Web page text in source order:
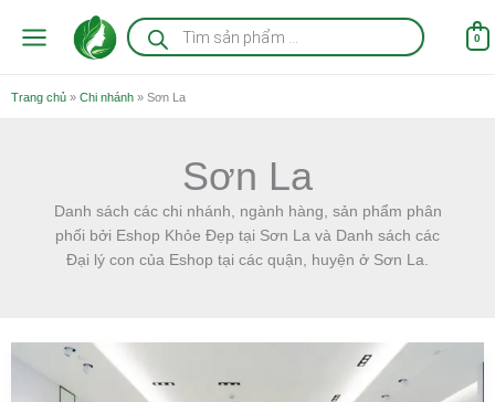
Tìm
kiếm
sản
0
Trang chủ » Chi nhánh » Sơn La
Sơn La
Danh sách các chi nhánh, ngành hàng, sản phẩm phân
phối bởi Eshop Khỏe Đẹp tại Sơn La và Danh sách các
Đại lý con của Eshop tại các quận, huyện ở Sơn La.
Balo
Xách